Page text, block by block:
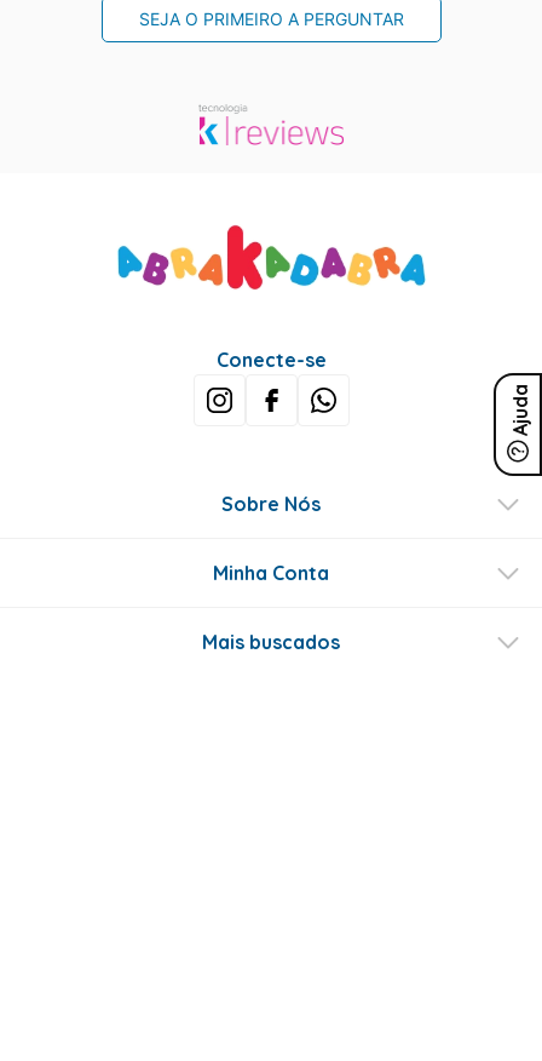
SEJA O PRIMEIRO A PERGUNTAR
Ajuda
Conecte-se
Sobre Nós
Minha Conta
Mais buscados